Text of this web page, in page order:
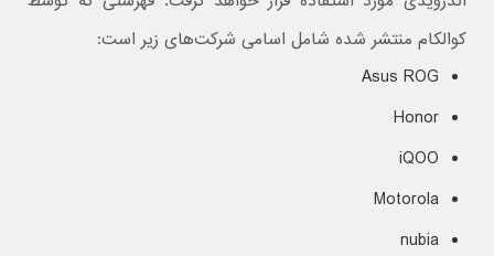
کوالکام منتشر شده شامل اسامی شرکت‌های زیر است:
Asus ROG
Honor
iQOO
Motorola
nubia